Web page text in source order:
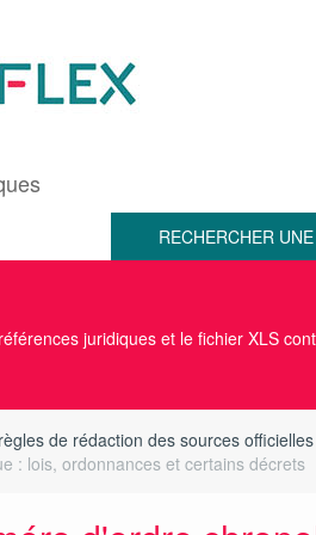
RECHERCHER
juridiques et le fichier XLS
de rédaction des sources officielles
: lois, ordonnances et certains décrets